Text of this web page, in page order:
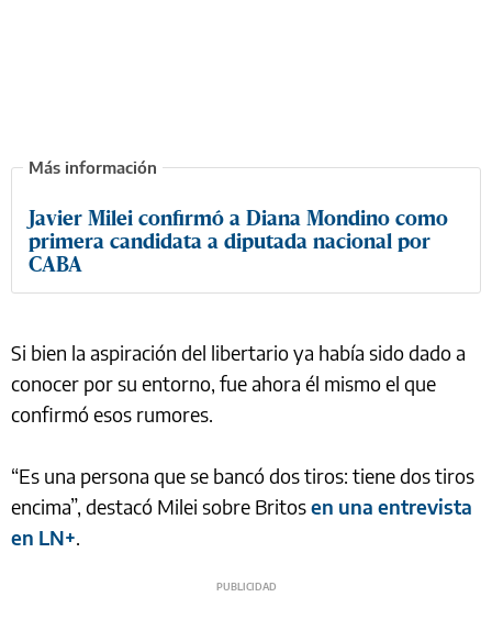
Javier Milei confirmó a Diana Mondino como
primera candidata a diputada nacional por
CABA
Si bien la aspiración del libertario ya había sido dado a
conocer por su entorno, fue ahora él mismo el que
confirmó esos rumores.
“Es una persona que se bancó dos tiros: tiene dos tiros
encima”, destacó Milei sobre Britosen una entrevista
en LN+.